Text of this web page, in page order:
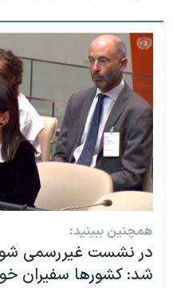
همچنین ببینید:
در نشست غیررسمی
شد: کشورها سفیران